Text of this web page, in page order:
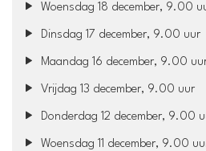
Woensdag 18 december, 9.00
Dinsdag 17 december, 9.00 uur
Maandag 16 december, 9.00
Vrijdag 13 december, 9.00 uur
Donderdag 12 december, 9.00
Woensdag 11 december, 9.00